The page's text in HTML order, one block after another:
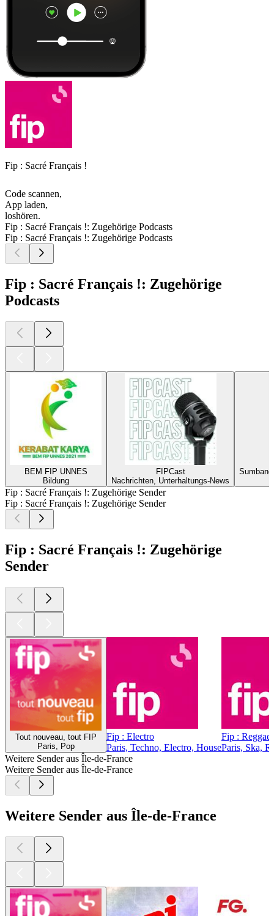
Fip : Sacré Français !
Code scannen,
App laden,
loshören.
Fip : Sacré Français !: Zugehörige Podcasts
Fip : Sacré Français !: Zugehörige Podcasts
Fip : Sacré Français !: Zugehörige
Podcasts
BEM FIP UNNES
Bildung
FIPCast
Nachrichten, Unterhaltungs-News
Fip : Sacré Français !: Zugehörige Sender
Fip : Sacré Français !: Zugehörige Sender
Fip : Sacré Français !: Zugehörige
Sender
Tout nouveau, tout FIP
Paris, Pop
Fip : Electro
Paris, Techno, Electro, House
Fip : Reggae
Paris, Ska,
Weitere Sender aus Île-de-France
Weitere Sender aus Île-de-France
Weitere Sender aus Île-de-France